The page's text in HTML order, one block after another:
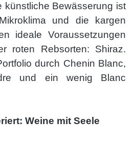
künstliche Bewässerung ist
und die kargen
ideale Voraussetzungen
roten Rebsorten: Shiraz.
durch Chenin Blanc,
und ein wenig Blanc
Weine mit Seele